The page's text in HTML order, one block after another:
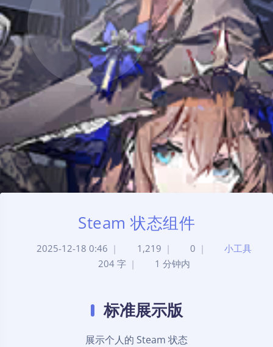
Steam 状态组件
2025-12-18 0:46 | 1,219 | 0 |
小工具
204 字 | 1 分钟内
标准展示版
展示个人的 Steam 状态